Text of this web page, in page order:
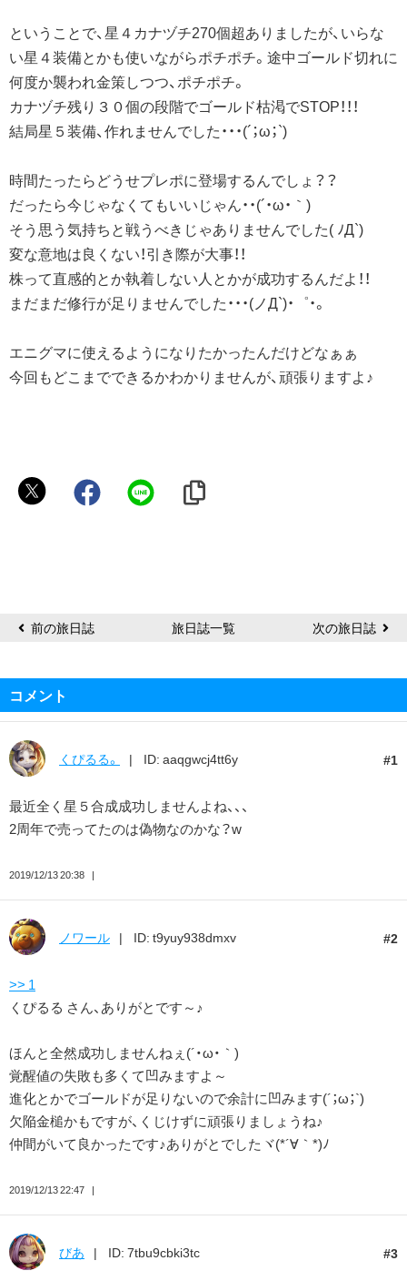
ということで、星４カナヅチ270個超ありましたが、いらな
い星４装備とかも使いながらポチポチ。途中ゴールド切れに
何度か襲われ金策しつつ、ポチポチ。
カナヅチ残り３０個の段階でゴールド枯渇でSTOP！！！
結局星５装備、作れませんでした・・・(´；ω；`)
時間たったらどうせプレポに登場するんでしょ？？
だったら今じゃなくてもいいじゃん・・(´・ω・｀)
そう思う気持ちと戦うべきじゃありませんでした( ﾉД`)
変な意地は良くない！引き際が大事！！
株って直感的とか執着しない人とかが成功するんだよ！！
まだまだ修行が足りませんでした・・・(ノД`)・゜・。
エニグマに使えるようになりたかったんだけどなぁぁ
今回もどこまでできるかわかりませんが、頑張りますよ♪
ノ
前の旅日誌 旅日誌一覧 次の旅日誌
コメント
1
くぴるる。 ID: aaqgwcj4tt6y
最近全く星５合成成功しませんよね、、、
2周年で売ってたのは偽物なのかな？w
2019/12/13 20:38
2
ノワール ID: t9yuy938dmxv
>> 1
くぴるる さん、ありがとです～♪
ほんと全然成功しませんねぇ(´・ω・｀)
覚醒値の失敗も多くて凹みますよ～
進化とかでゴールドが足りないので余計に凹みます(´；ω；`)
欠陥金槌かもですが、くじけずに頑張りましょうね♪
仲間がいて良かったです♪ありがとでしたヾ(*´∀｀*)ﾉ
2019/12/13 22:47
3
びあ ID: 7tbu9cbki3tc